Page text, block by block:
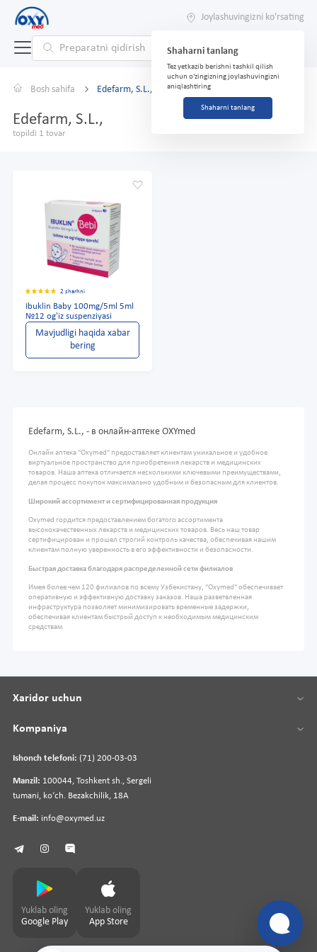
Joylashuvingizni ko'rsating
Shaharni tanlang
Tez yetkazib berishni tashkil qilish
uchun o'zingizning joylashuvingizni
aniqlashtiring
Shaharni tanlang
Bosh sahifa Edefarm, S.L.,
Edefarm, S.L.,
topildi 1 tovar
2 sharhni
Ibuklin Baby 100mg/5ml 5ml
№12 og'iz suspenziyasi
Mavjudligi haqida xabar
bering
Edefarm, S.L., - в онлайн-аптеке OXYmed
Онлайн аптека "Oxymed" предоставляет клиентам уникальное и удобное
виртуальное пространство для приобретения лекарств и медицинских
товаров. Наша аптека отличается несколькими ключевыми преимуществами,
делая процесс покупок максимально удобным и безопасным для клиентов.
Широкий ассортимент и сертифицированная продукция
Oxymed гордится предоставлением богатого ассортимента
высококачественных лекарств и медицинских товаров. Весь наш товар
сертифицирован и прошел строгий контроль качества, обеспечивая нашим
клиентам полную уверенность в его эффективности и безопасности.
Быстрая доставка благодаря распределенной сети филиалов
Имея более чем 120 филиалов по всему Узбекистану, "Oxymed" обеспечивает
оперативную и эффективную доставку заказов. Наша разветвленная
инфраструктура позволяет минимизировать временные задержки,
обеспечивая клиентам быстрый доступ к необходимым медицинским
средствам
Ishonch telefoni: (71) 200-03-03
Manzil: 100044, Toshkent sh., Sergeli
tumani, koʻch. Bezakchilik, 18A
E-mail: info@oxymed.uz
Xaridor uchun
Kompaniya
Yuklab oling
Google Play
Yuklab oling
App Store